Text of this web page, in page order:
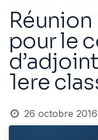
Réunion
pour le
1ere
26 octobre 2016